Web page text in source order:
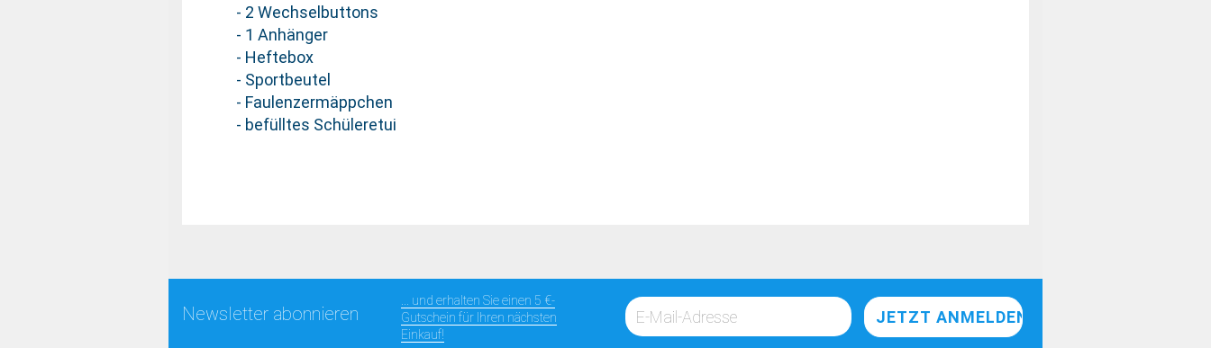
- 2 Wechselbuttons
- 1 Anhänger
- Heftebox
- Sportbeutel
- Faulenzermäppchen
- befülltes Schüleretui
Newsletter abonnieren
... und erhalten Sie einen 5 €-
Gutschein für Ihren nächsten
Einkauf!